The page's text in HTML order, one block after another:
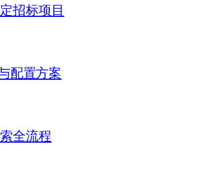
招标项目
配置方案
全流程